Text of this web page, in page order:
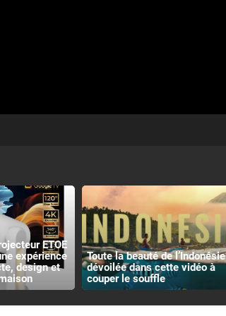
ETOE
expérience
design et
Toute la beauté de l’Indonésie
dévoilée dans cette vidéo à
couper le souffle